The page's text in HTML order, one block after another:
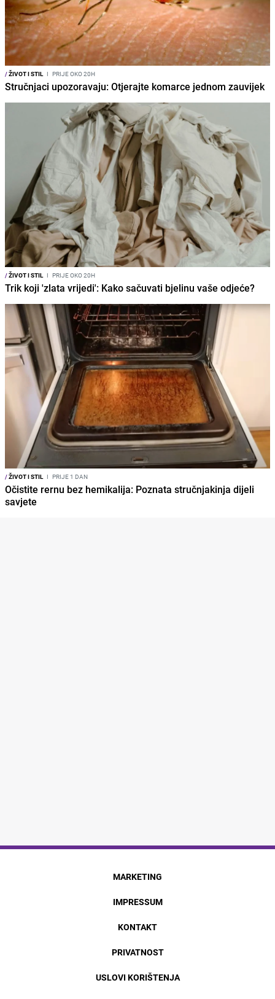
/ŽIVOT I STIL I PRIJE OKO 20H
Stručnjaci upozoravaju: Otjerajte komarce jednom zauvijek
/ŽIVOT I STIL I PRIJE OKO 20H
Trik koji 'zlata vrijedi': Kako sačuvati bjelinu vaše odjeće?
/ŽIVOT I STIL I PRIJE 1 DAN
Očistite rernu bez hemikalija: Poznata stručnjakinja dijeli
savjete
MARKETING
IMPRESSUM
KONTAKT
PRIVATNOST
USLOVI KORIŠTENJA